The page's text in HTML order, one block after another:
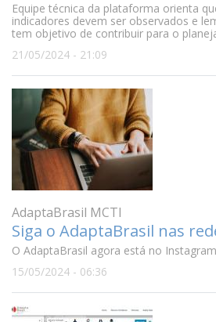
Equipe técnica da plataforma orienta
indicadores devem ser observados e
tem objetivo de contribuir para o
21/05/2024 - 21:09
AdaptaBrasil MCTI
Siga o AdaptaBrasil nas
O AdaptaBrasil agora está no
15/05/2024 - 06:36